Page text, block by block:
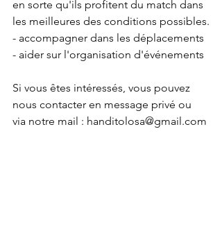
en sorte qu'ils profitent du match dans
les meilleures des conditions possibles.
- accompagner dans les déplacements
- aider sur l'organisation d'événements
Si vous êtes intéressés, vous pouvez
nous contacter en message privé ou
via notre mail : handitolosa@gmail.com